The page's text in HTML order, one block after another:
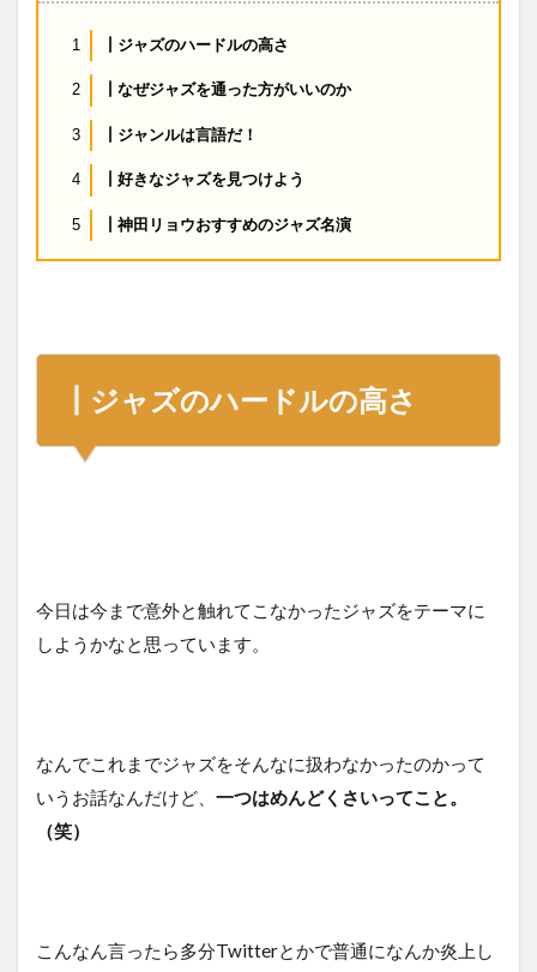
1 ┃ジャズのハードルの高さ
2 ┃なぜジャズを通った方がいいのか
3 ┃ジャンルは言語だ！
4 ┃好きなジャズを見つけよう
5 ┃神田リョウおすすめのジャズ名演
┃ジャズのハードルの高さ
今日は今まで意外と触れてこなかったジャズをテーマに
しようかなと思っています。
なんでこれまでジャズをそんなに扱わなかったのかって
いうお話なんだけど、 一つはめんどくさいってこと。
（笑）
こんなん言ったら多分Twitterとかで普通になんか炎上し